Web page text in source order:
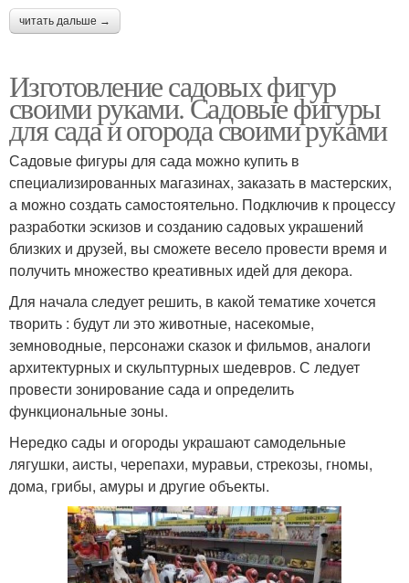
читать дальше →
Изготовление садовых фигур
своими руками. Садовые фигуры
для сада и огорода своими руками
Садовые фигуры для сада можно купить в
специализированных магазинах, заказать в мастерских,
а можно создать самостоятельно. Подключив к процессу
разработки эскизов и созданию садовых украшений
близких и друзей, вы сможете весело провести время и
получить множество креативных идей для декора.
Для начала следует решить, в какой тематике хочется
творить : будут ли это животные, насекомые,
земноводные, персонажи сказок и фильмов, аналоги
архитектурных и скульптурных шедевров. С ледует
провести зонирование сада и определить
функциональные зоны.
Нередко сады и огороды украшают самодельные
лягушки, аисты, черепахи, муравьи, стрекозы, гномы,
дома, грибы, амуры и другие объекты.